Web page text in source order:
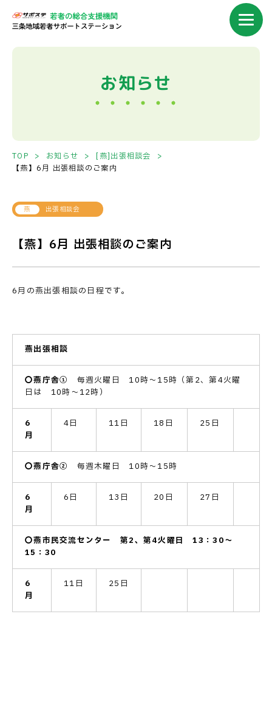
お知らせ
TOP お知らせ
[燕]出張相談会
【燕】6月 出張相談のご案内
出張相談会
【燕】6月 出張相談のご案内
6月の燕出張相談の日程です。
燕出張相談
〇燕庁舎①
毎週火曜日 10時～15時（第2、第4火曜
日は 10時～12時）
6
月
4日 11日 18日 25日
〇燕庁舎② 毎週木曜日 10時～15時
6
月
6日 13日 20日 27日
〇燕市民交流センター
第2、第4火曜日 13：30～
15：30
6
月
11日 25日